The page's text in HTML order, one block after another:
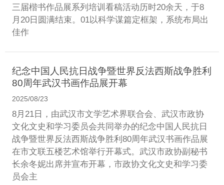
三届楷书作品展系列培训看稿活动历时20余天，于8
月20日圆满结束。01以科学谋篇定框架，系统布局出
佳作
纪念中国人民抗日战争暨世界反法西斯战争胜利
80周年武汉书画作品展开幕
2025/08/23
8月21日，由武汉市文学艺术界联合会、武汉市政协
文化文史和学习委员会共同举办的纪念中国人民抗日
战争暨世界反法西斯战争胜利80周年武汉书画作品展
在市文联五楼艺术馆举行开幕式。武汉市政协副秘书
长余冬妮出席并宣布开幕，市政协文化文史和学习委
员会主